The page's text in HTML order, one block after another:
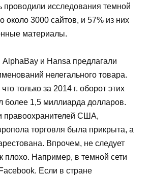
проводили исследования темной
около 3000 сайтов, и 57% из них
материалы.
и Hansa предлагали
нелегального товара.
только за 2014 г. оборот этих
более 1,5 миллиарда долларов.
США,
торговля была прикрыта, а
Впрочем, не следует
плохо. Например, в темной сети
Если в стране